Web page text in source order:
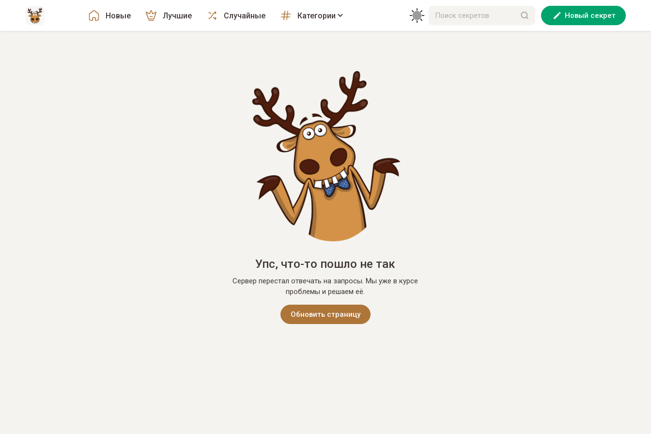
Новые Лучшие Случайные Категории Новый секрет
Упс, что-то пошло не так
Сервер перестал отвечать на запросы. Мы уже в курсе
проблемы и решаем её.
Обновить страницу